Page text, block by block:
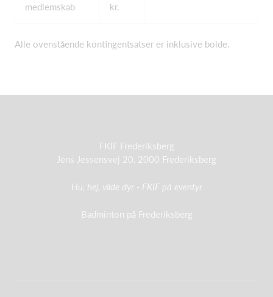
medlemskab
kr.
Alle ovenstående kontingentsatser er inklusive bolde.
FKIF Frederiksberg
Jens Jessensvej 20, 2000 Frederiksberg
Hu, hej, vilde dyr - FKIF på eventyr
Badminton på Frederiksberg